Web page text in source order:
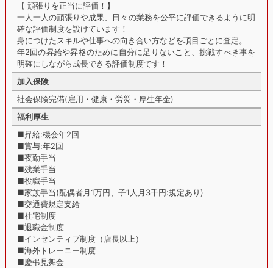
【 頑張りを正当に評価！】
一人一人の頑張りや成果、日々の業務を公平に評価できるように明
確な評価制度を設けています！
身につけたスキルや仕事への向き合い方などを項目ごとに査定。
年2回の昇給や昇格のために自分に足りないこと、挑戦すべき事を
明確にしながら成長できる評価制度です！
加入保険
社会保険完備(雇用・健康・労災・厚生年金)
福利厚生
■昇給:機会年2回
■賞与:年2回
■夜勤手当
■残業手当
■役職手当
■家族手当(配偶者月1万円、子1人月3千円:規定あり)
■交通費規定支給
■社宅制度
■退職金制度
■インセンティブ制度（店長以上）
■海外トレーニー制度
■慶弔見舞金